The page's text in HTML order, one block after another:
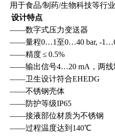
用于食品/制药/生物科技等行
设计特点
——数字式压力变送器
——量程0…1至0…40 bar, -
——精度≤ 0.5%
——输出信号4…20 mA， 两线
——卫生设计符合EHEDG
——不锈钢壳体
——防护等级IP65
——接液部位材质为不锈钢
——过程温度达到140℃